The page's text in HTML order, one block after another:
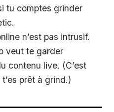
tu comptes grinder
n’est pas intrusif.
veut te garder
contenu live. (C’est
prêt à grind.)